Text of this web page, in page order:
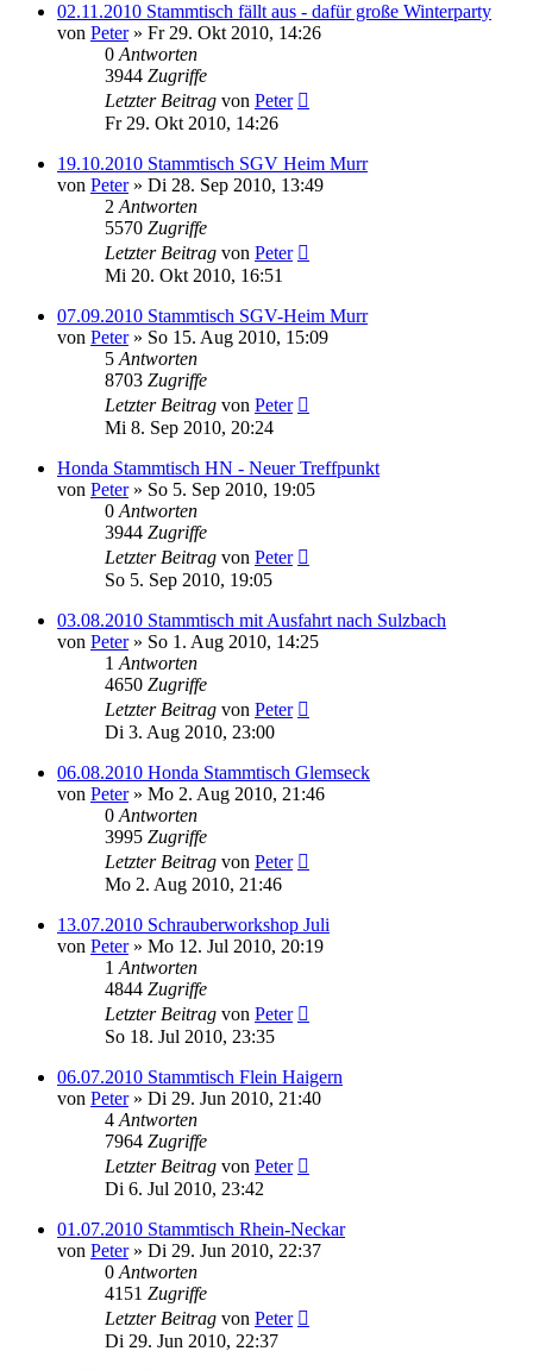
02.11.2010 Stammtisch fällt aus - dafür große Winterparty
von Peter» Fr 29. Okt 2010, 14:26
0 Antworten
3944 Zugriffe
Letzter Beitrag von Peter
Fr 29. Okt 2010, 14:26
19.10.2010 Stammtisch SGV Heim Murr
von Peter» Di 28. Sep 2010, 13:49
2 Antworten
5570 Zugriffe
Letzter Beitrag von Peter
Mi 20. Okt 2010, 16:51
07.09.2010 Stammtisch SGV-Heim Murr
von Peter» So 15. Aug 2010, 15:09
5 Antworten
8703 Zugriffe
Letzter Beitrag von Peter
Mi 8. Sep 2010, 20:24
Honda Stammtisch HN - Neuer Treffpunkt
von Peter» So 5. Sep 2010, 19:05
0 Antworten
3944 Zugriffe
Letzter Beitrag von Peter
So 5. Sep 2010, 19:05
03.08.2010 Stammtisch mit Ausfahrt nach Sulzbach
von Peter» So 1. Aug 2010, 14:25
1 Antworten
4650 Zugriffe
Letzter Beitrag von Peter
Di 3. Aug 2010, 23:00
06.08.2010 Honda Stammtisch Glemseck
von Peter» Mo 2. Aug 2010, 21:46
0 Antworten
3995 Zugriffe
Letzter Beitrag von Peter
Mo 2. Aug 2010, 21:46
13.07.2010 Schrauberworkshop Juli
von Peter» Mo 12. Jul 2010, 20:19
1 Antworten
4844 Zugriffe
Letzter Beitrag von Peter
So 18. Jul 2010, 23:35
06.07.2010 Stammtisch Flein Haigern
von Peter» Di 29. Jun 2010, 21:40
4 Antworten
7964 Zugriffe
Letzter Beitrag von Peter
Di 6. Jul 2010, 23:42
01.07.2010 Stammtisch Rhein-Neckar
von Peter» Di 29. Jun 2010, 22:37
0 Antworten
4151 Zugriffe
Letzter Beitrag von Peter
Di 29. Jun 2010, 22:37